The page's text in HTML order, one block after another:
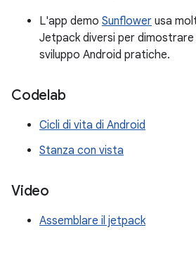
L'app demo Sunflower usa
Jetpack diversi per dimostrare
sviluppo Android pratiche.
Codelab
Cicli di vita di Android
Stanza con vista
Video
Assemblare il jetpack